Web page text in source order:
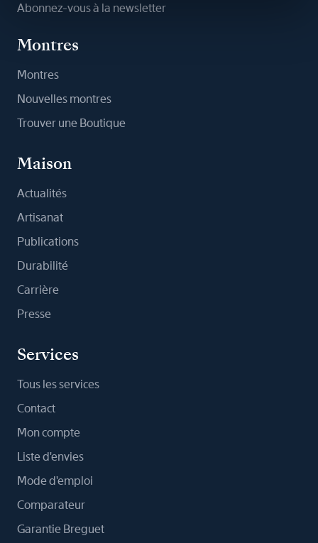
Abonnez-vous à la newsletter
Montres
Montres
Nouvelles montres
Trouver une Boutique
Maison
Actualités
Artisanat
Publications
Durabilité
Carrière
Presse
Services
Tous les services
Contact
Mon compte
Liste d'envies
Mode d'emploi
Comparateur
Garantie Breguet